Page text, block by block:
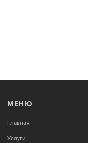
МЕНЮ
Главная
Услуги